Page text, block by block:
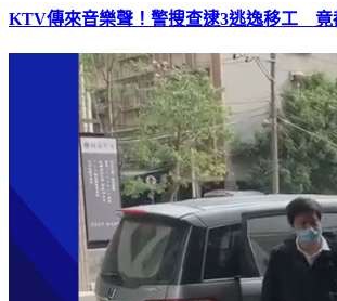
KTV傳來音樂聲！警搜查逮3逃逸移工 竟